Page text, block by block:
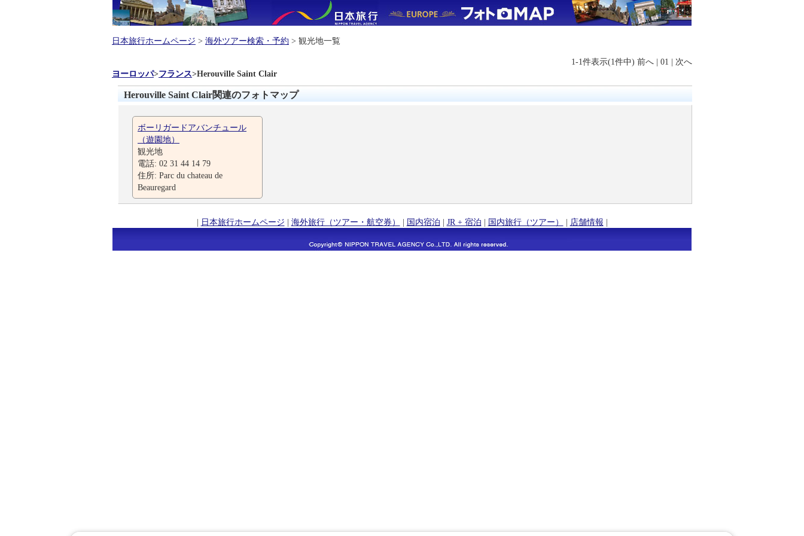
日本旅行ホームページ > 海外ツアー検索・予約 > 観光地一覧
1-1件表示(1件中) 前へ | 01 | 次へ
ヨーロッパ>フランス>Herouville Saint Clair
Herouville Saint Clair関連のフォトマップ
ボーリガードアバンチュール
（遊園地）
観光地
電話: 02 31 44 14 79
住所: Parc du chateau de
Beauregard
| 日本旅行ホームページ | 海外旅行（ツアー・航空券） | 国内宿泊 | JR + 宿泊 | 国内旅行（ツアー） | 店舗情報 |